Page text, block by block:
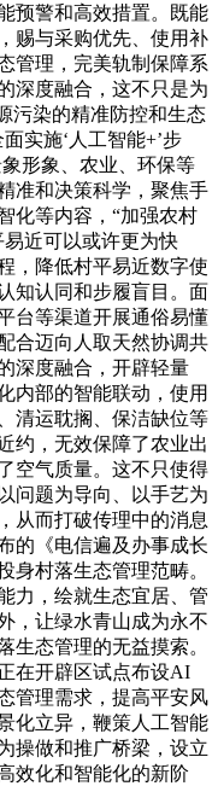
预警和高效措置。既能
赐与采购优先、使用补
管理，完美轨制保障系
深度融合，这不只是为
污染的精准防控和生态
实施‘人工智能+’步
形象、农业、环保等
准和决策科学，聚焦手
化等内容，“加强农村
近可以或许更为快
，降低村平易近数字使
知认同和步履盲目。面
台等渠道开展通俗易懂
合迈向人取天然协调共
深度融合，开辟轻量
内部的智能联动，使用
清运耽搁、保洁缺位等
约，无效保障了农业出
空气质量。这不只使得
问题为导向、以手艺为
从而打破传理中的消息
的《电信遍及办事成长
身村落生态管理范畴。
力，绘就生态宜居、管
，让绿水青山成为永不
生态管理的无益摸索。
在开辟区试点布设AI
管理需求，提高平安风
化立异，鞭策人工智能
操做和推广桥梁，设立
效化和智能化的新阶